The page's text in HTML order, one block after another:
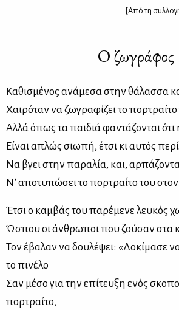
[Από τη
Ο ζωγράφος
Καθισμένος ανάμεσα στην θάλασσα
Χαιρόταν να ζωγραφίζει το
Αλλά όπως τα παιδιά φαντάζονται
Είναι απλώς σιωπή, έτσι κι αυτός
Να βγει στην παραλία, και,
Ν’ αποτυπώσει το πορτραίτο του
Έτσι ο καμβάς του παρέμενε λευκός
Ώσπου οι άνθρωποι που ζούσαν στα
Τον έβαλαν να δουλέψει: «Δοκίμασε
το πινέλο
Σαν μέσο για την επίτευξη ενός
πορτραίτο,